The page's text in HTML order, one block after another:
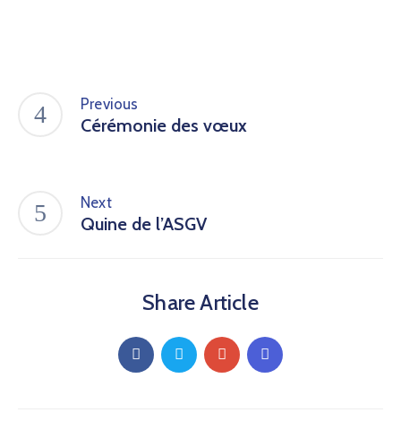
Previous
Cérémonie des vœux
Next
Quine de l’ASGV
Share Article